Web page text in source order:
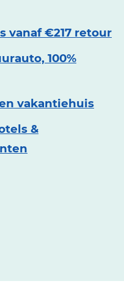
vanaf €217 retour
100%
vakantiehuis
&